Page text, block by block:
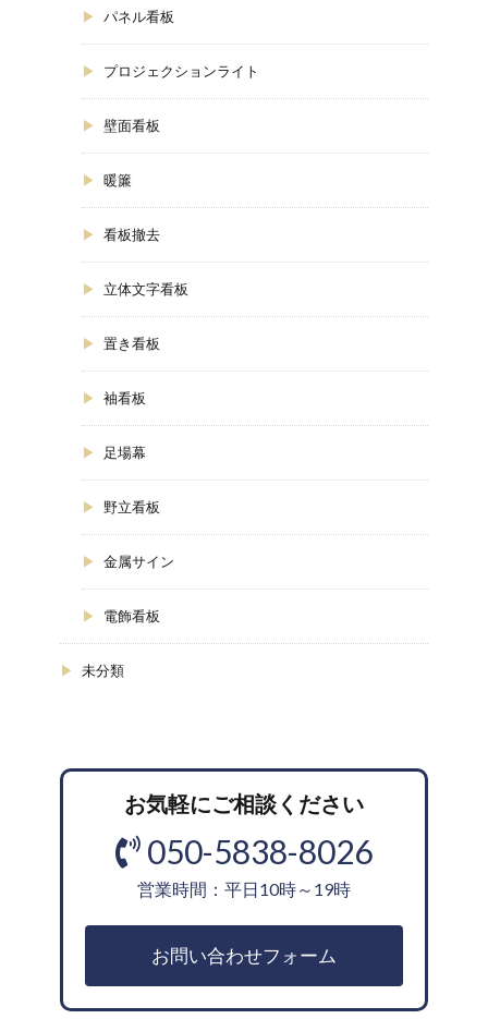
パネル看板
プロジェクションライト
壁面看板
暖簾
看板撤去
立体文字看板
置き看板
袖看板
足場幕
野立看板
金属サイン
電飾看板
未分類
お気軽にご相談ください
050-5838-8026
営業時間：平日10時～19時
お問い合わせフォーム